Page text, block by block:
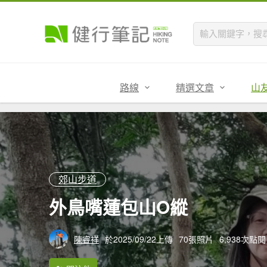
路線 精選文章 山
郊山步道
外鳥嘴蓮包山O縱
陳睿祥 於2025/09/22上傳 70張照片 6,938次點閱